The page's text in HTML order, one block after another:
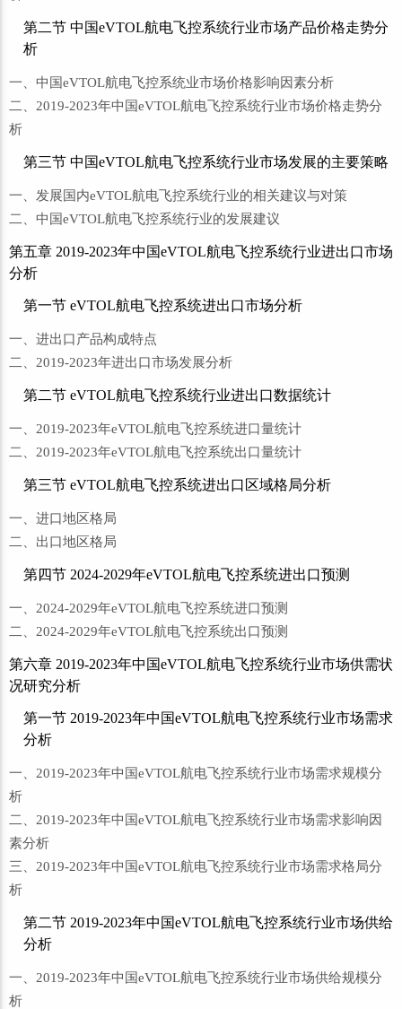
第二节 中国eVTOL航电飞控系统行业市场产品价格走势分
析
一、中国eVTOL航电飞控系统业市场价格影响因素分析
二、2019-2023年中国eVTOL航电飞控系统行业市场价格走势分
析
第三节 中国eVTOL航电飞控系统行业市场发展的主要策略
一、发展国内eVTOL航电飞控系统行业的相关建议与对策
二、中国eVTOL航电飞控系统行业的发展建议
第五章 2019-2023年中国eVTOL航电飞控系统行业进出口市场
分析
第一节 eVTOL航电飞控系统进出口市场分析
一、进出口产品构成特点
二、2019-2023年进出口市场发展分析
第二节 eVTOL航电飞控系统行业进出口数据统计
一、2019-2023年eVTOL航电飞控系统进口量统计
二、2019-2023年eVTOL航电飞控系统出口量统计
第三节 eVTOL航电飞控系统进出口区域格局分析
一、进口地区格局
二、出口地区格局
第四节 2024-2029年eVTOL航电飞控系统进出口预测
一、2024-2029年eVTOL航电飞控系统进口预测
二、2024-2029年eVTOL航电飞控系统出口预测
第六章 2019-2023年中国eVTOL航电飞控系统行业市场供需状
况研究分析
第一节 2019-2023年中国eVTOL航电飞控系统行业市场需求
分析
一、2019-2023年中国eVTOL航电飞控系统行业市场需求规模分
析
二、2019-2023年中国eVTOL航电飞控系统行业市场需求影响因
素分析
三、2019-2023年中国eVTOL航电飞控系统行业市场需求格局分
析
第二节 2019-2023年中国eVTOL航电飞控系统行业市场供给
分析
一、2019-2023年中国eVTOL航电飞控系统行业市场供给规模分
析